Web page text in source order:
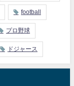
football
プロ野球
ドジャース